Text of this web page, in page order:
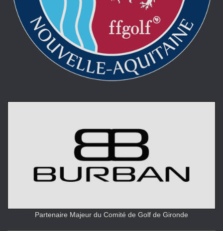
Partenaire Majeur du Comité de Golf de Gironde